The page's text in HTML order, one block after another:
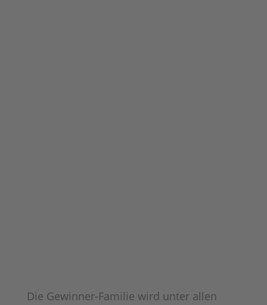
Die Gewinner-Familie wird unter allen